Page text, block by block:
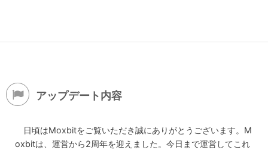
アップデート内容
日頃はMoxbitをご覧いただき誠にありがとうございます。M
oxbitは、運営から2周年を迎えました。今日まで運営してこれ